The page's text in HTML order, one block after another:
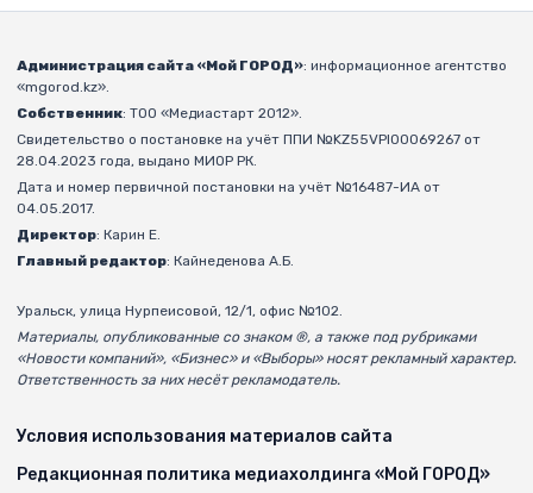
Администрация сайта «Мой ГОРОД»: информационное агентство
«mgorod.kz».
Собственник: ТОО «Медиастарт 2012».
Свидетельство о постановке на учёт ППИ №KZ55VPI00069267 от
28.04.2023 года, выдано МИОР РК.
Дата и номер первичной постановки на учёт №16487-ИА от
04.05.2017.
Директор: Карин Е.
Главный редактор: Кайнеденова А.Б.
Уральск, улица Нурпеисовой, 12/1, офис №102.
Материалы, опубликованные со знаком ®, а также под рубриками
«Новости компаний», «Бизнес» и «Выборы» носят рекламный характер.
Ответственность за них несёт рекламодатель.
Условия использования материалов сайта
Редакционная политика медиахолдинга «Мой ГОРОД»